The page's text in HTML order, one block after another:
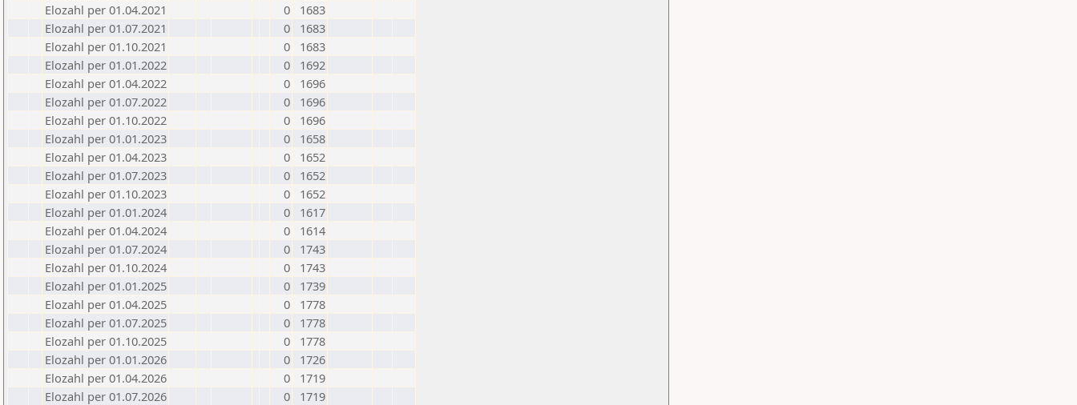
Elozahl per 01.04.2021
0
1683
Elozahl per 01.07.2021
0
1683
Elozahl per 01.10.2021
0
1683
Elozahl per 01.01.2022
0
1692
Elozahl per 01.04.2022
0
1696
Elozahl per 01.07.2022
0
1696
Elozahl per 01.10.2022
0
1696
Elozahl per 01.01.2023
0
1658
Elozahl per 01.04.2023
0
1652
Elozahl per 01.07.2023
0
1652
Elozahl per 01.10.2023
0
1652
Elozahl per 01.01.2024
0
1617
Elozahl per 01.04.2024
0
1614
Elozahl per 01.07.2024
0
1743
Elozahl per 01.10.2024
0
1743
Elozahl per 01.01.2025
0
1739
Elozahl per 01.04.2025
0
1778
Elozahl per 01.07.2025
0
1778
Elozahl per 01.10.2025
0
1778
Elozahl per 01.01.2026
0
1726
Elozahl per 01.04.2026
0
1719
Elozahl per 01.07.2026
0 1719